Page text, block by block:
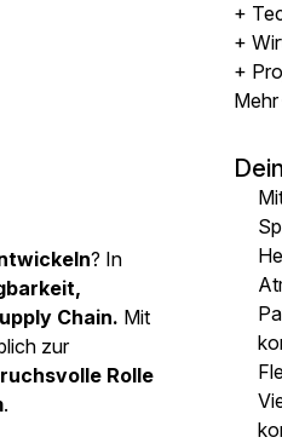
? In
Chain. Mit
zur
Rolle
.
+
+
+
Mehr